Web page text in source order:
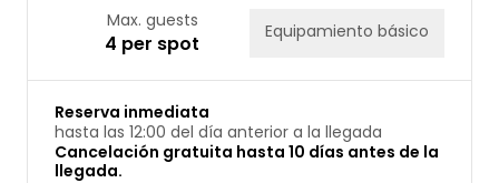
Max. guests
4 per spot Equipamiento básico
Reserva inmediata
hasta las 12:00 del día anterior a la llegada
Cancelación gratuita hasta 10 días antes de la
llegada.